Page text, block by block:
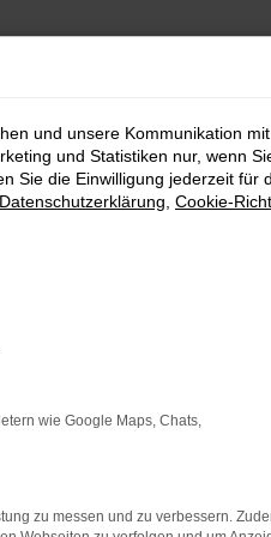
Seite in einem anderen
und unsere Kommunikation
und Statistiken nur, wenn
Sie die Einwilligung jederzeit für
Datenschutzerklärung Cookie-
wie Google Maps, Chats,
zu messen und zu verbessern.